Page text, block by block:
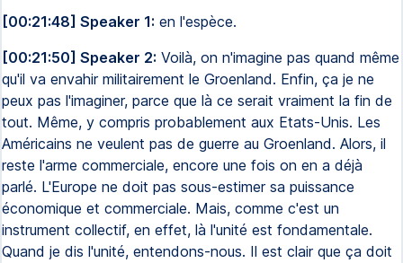
[00:21:48] Speaker 1: en l'espèce.
[00:21:50] Speaker 2: Voilà, on n'imagine pas quand même
qu'il va envahir militairement le Groenland. Enfin, ça je ne
peux pas l'imaginer, parce que là ce serait vraiment la fin de
tout. Même, y compris probablement aux Etats-Unis. Les
Américains ne veulent pas de guerre au Groenland. Alors, il
reste l'arme commerciale, encore une fois on en a déjà
parlé. L'Europe ne doit pas sous-estimer sa puissance
économique et commerciale. Mais, comme c'est un
instrument collectif, en effet, là l'unité est fondamentale.
Quand je dis l'unité, entendons-nous. Il est clair que ça doit